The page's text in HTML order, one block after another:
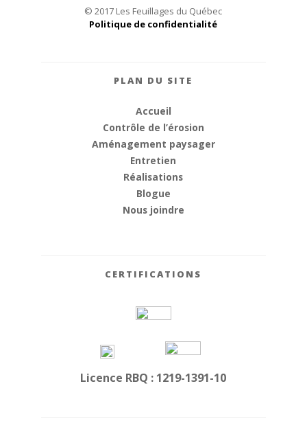
© 2017 Les Feuillages du Québec
Politique de confidentialité
PLAN DU SITE
Accueil
Contrôle de l’érosion
Aménagement paysager
Entretien
Réalisations
Blogue
Nous joindre
CERTIFICATIONS
Licence RBQ : 1219-1391-10